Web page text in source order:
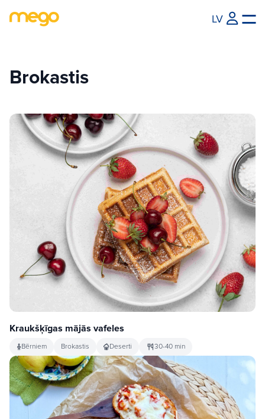
LV
Brokastis
Kraukšķīgas mājās vafeles
Bērniem Brokastis Deserti 30-40 min